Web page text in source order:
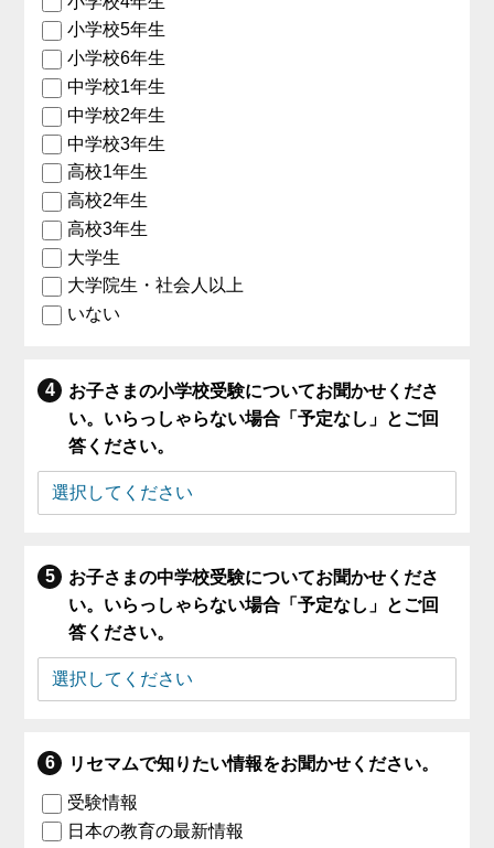
小学校5年生
小学校6年生
中学校1年生
中学校2年生
中学校3年生
高校1年生
高校2年生
高校3年生
大学生
大学院生・社会人以上
いない
お子さまの小学校受験についてお聞かせくださ
い。いらっしゃらない場合「予定なし」とご回
答ください。
お子さまの中学校受験についてお聞かせくださ
い。いらっしゃらない場合「予定なし」とご回
答ください。
リセマムで知りたい情報をお聞かせください。
受験情報
日本の教育の最新情報